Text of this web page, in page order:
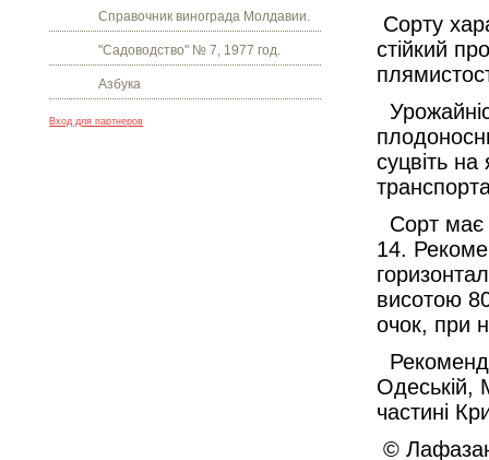
Справочник винограда Молдавии.
"Садоводство" № 7, 1977 год.
Азбука
Вход для партнеров
Сорту
стійкий
суцвіть
Сорт має
14.
висотою
очок, при
Одеській,
частині
©